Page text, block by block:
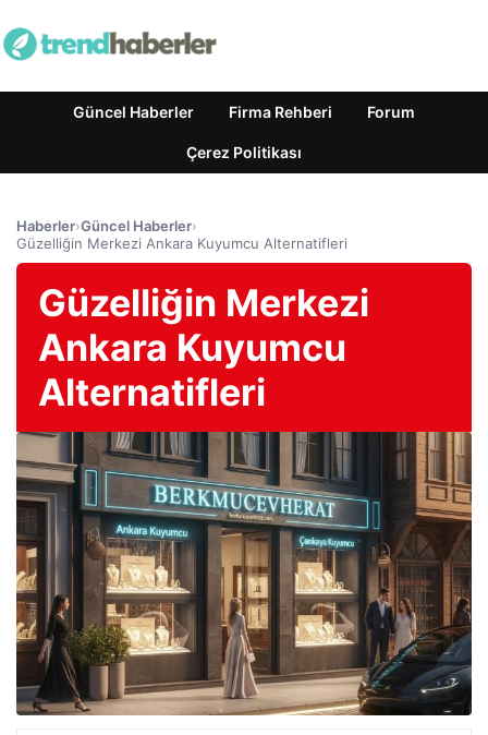
Güncel Haberler Firma Rehberi Forum
Çerez Politikası
Haberler›Güncel Haberler›
Güzelliğin Merkezi Ankara Kuyumcu Alternatifleri
Güzelliğin Merkezi
Ankara Kuyumcu
Alternatifleri